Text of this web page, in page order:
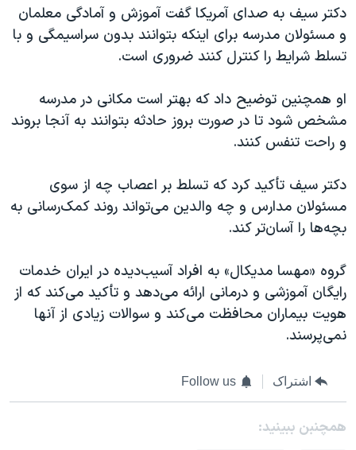
دکتر سیف به صدای آمریکا گفت آموزش و آمادگی معلمان
و مسئولان مدرسه برای اینکه بتوانند بدون سراسیمگی و با
تسلط شرایط را کنترل کنند ضروری است.
او همچنین توضیح داد که بهتر است مکانی در مدرسه
مشخص شود تا در صورت بروز حادثه بتوانند به آنجا بروند
و راحت تنفس کنند.
دکتر سیف تأکید کرد که تسلط بر اعصاب چه از سوی
مسئولان مدارس و چه والدین می‌تواند روند کمک‌‌رسانی به
بچه‌ها را آسان‌تر کند.
گروه «مهسا مدیکال» به افراد آسیب‌دیده در ایران خدمات
رایگان آموزشی و درمانی ارائه می‌دهد و تأکید می‌کند که از
هویت بیماران محافظت می‌کند و سوالات زیادی از آنها
نمی‌‌پرسند.
اشتراک Follow us
همچنبن ببینید: